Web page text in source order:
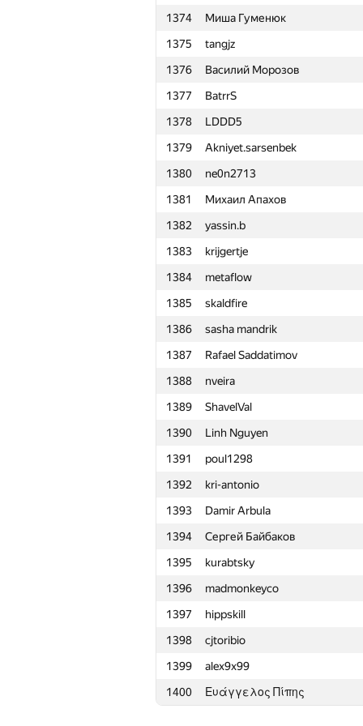
1374
Миша Гуменюк
1375
tangjz
1376
Василий Морозов
1377
BatrrS
1378
LDDD5
1379
Akniyet.sarsenbek
1380
ne0n2713
1381
Михаил Апахов
1382
yassin.b
1383
krijgertje
1384
metaflow
1385
skaldfire
1386
sasha mandrik
1387
Rafael Saddatimov
1388
nveira
1389
ShavelVal
1390
Linh Nguyen
1391
poul1298
1392
kri-antonio
1393
Damir Arbula
1394
Сергей Байбаков
1395
kurabtsky
1396
madmonkeyco
1397
hippskill
1398
cjtoribio
1399
alex9x99
1400
Ευάγγελος Πίπης
1351 Роман Оськин
1352
gigadesu
1353
cbcds
1354
roman.bylina2007
1355
icnhoukdsiih
1356
olymp96
1357
alexmir.2000
1358
polushin
1359
romariorop
1360
Mateus Castro
1361
Alexander Gorodnev
1362
Barish Oksigen Namazov
1363
jestiankin.boris
1364
sava-cska2001
1365
Xagak Galstyan
1366
Евгений Нефёдов
1367
deadman
1368
Ch.egor.yu
1369
Андрей Матюшёнок
1370
Alex.PKZDL
1371
Быстров Алексей
1372
kamil111998
1373
arknave
1374
Миша Гуменюк
1375
tangjz
1376
Василий Морозов
1377
BatrrS